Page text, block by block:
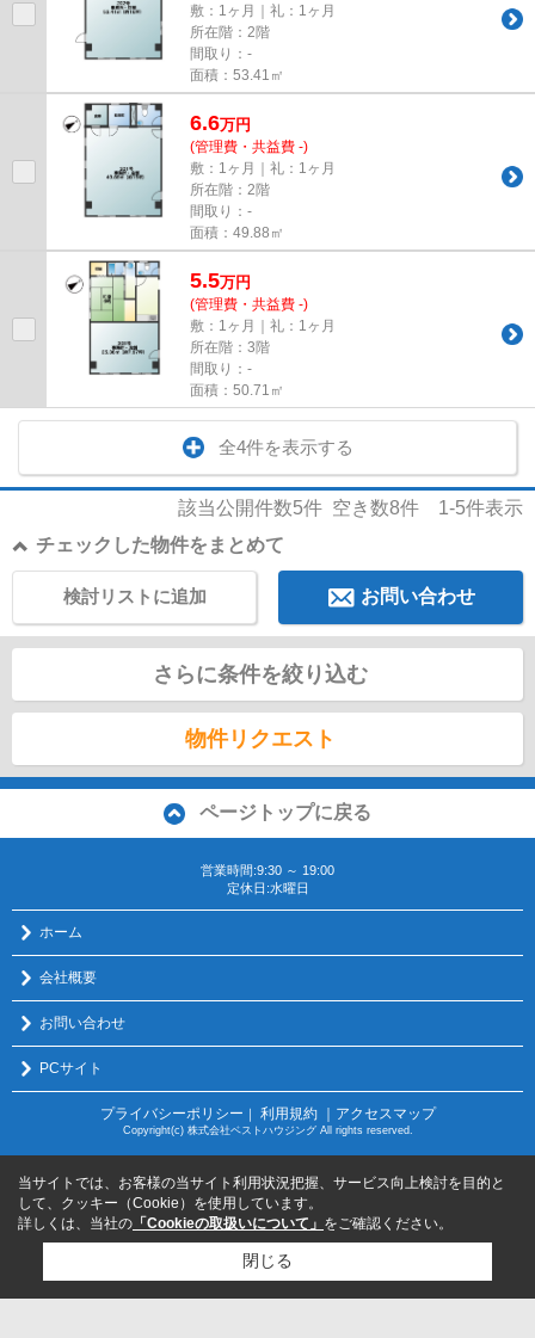
敷：1ヶ月｜礼：1ヶ月
所在階：2階
間取り：-
面積：53.41㎡
6.6万円
(管理費・共益費 -)
敷：1ヶ月｜礼：1ヶ月
所在階：2階
間取り：-
面積：49.88㎡
5.5万円
(管理費・共益費 -)
敷：1ヶ月｜礼：1ヶ月
所在階：3階
間取り：-
面積：50.71㎡
全4件を表示する
該当公開件数5件 空き数8件 1-5件表示
チェックした物件をまとめて
お問い合わせ
検討リストに追加
さらに条件を絞り込む
物件リクエスト
ページトップに戻る
営業時間:9:30 ～ 19:00
定休日:水曜日
ホーム
会社概要
お問い合わせ
PCサイト
プライバシーポリシー ｜ 利用規約 ｜アクセスマップ
Copyright(c) 株式会社ベストハウジング All rights reserved.
当サイトでは、お客様の当サイト利用状況把握、サービス向上検討を目的と
して、クッキー（Cookie）を使用しています。
詳しくは、当社の 「Cookieの取扱いについて」 をご確認ください。
閉じる